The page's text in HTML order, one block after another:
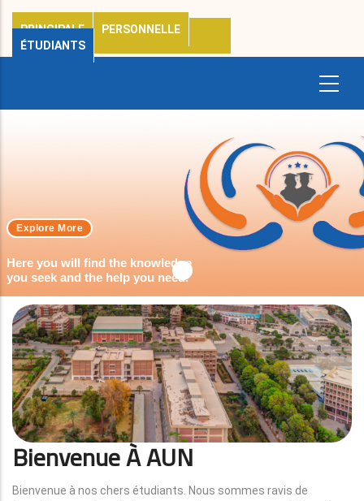
PRINCIPALE
PERSONNELLE
ÉTUDIANTS
Here you will find the knowledge
you seek and the help you need.
Explore More
Bienvenue À AUN
Bienvenue à nos chers étudiants. Nous sommes ravis de